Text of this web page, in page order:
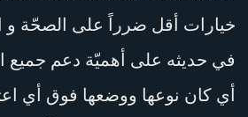
خيارات أقل ضرراً على الصحّة و
في حديثه على أهميّة دعم جميع
أي كان نوعها ووضعها فوق أي